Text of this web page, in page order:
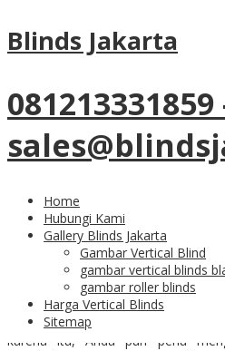
Blinds Jakarta
081213331859
Home
Hubungi Kami
Gallery Blinds Jakarta
Gambar Vertical Blind
gambar vertical blinds
gambar roller blinds
Harga Vertical Blinds
Sitemap
Vertical Blind
Cukup Bervariasi
Vertical Blind Harga yang
Berkualitas
Vertical blind hargamenjadi
sebagai acuan dalam
Terutama yang sekarang
Perlu Anda ketahui bahwa tiap
bervariasi. Tergantung dari
karena itu, Anda pun perlu